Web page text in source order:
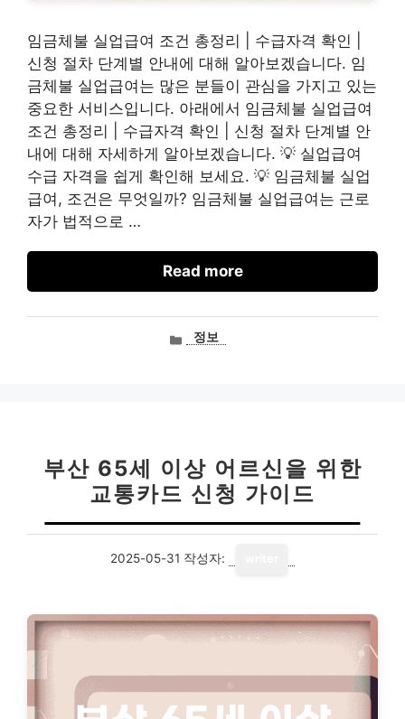
임금체불 실업급여 조건 총정리 | 수급자격 확인 |
신청 절차 단계별 안내에 대해 알아보겠습니다. 임
금체불 실업급여는 많은 분들이 관심을 가지고 있는
중요한 서비스입니다. 아래에서 임금체불 실업급여
조건 총정리 | 수급자격 확인 | 신청 절차 단계별 안
내에 대해 자세하게 알아보겠습니다. 💡 실업급여
수급 자격을 쉽게 확인해 보세요. 💡 임금체불 실업
급여, 조건은 무엇일까? 임금체불 실업급여는 근로
자가 법적으로 …
Read more
카정보
부산 65세 이상 어르신을 위한
교통카드 신청 가이드
2025-05-31 작성자: